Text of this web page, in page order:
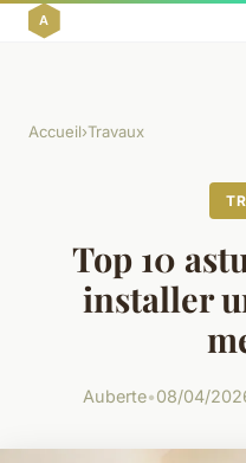
Accueil›Travaux
Top 10
installer
Auberte•08/04/